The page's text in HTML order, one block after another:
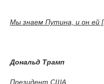
Мы знаем Путина, и он ей
Дональд Трамп
Президент США